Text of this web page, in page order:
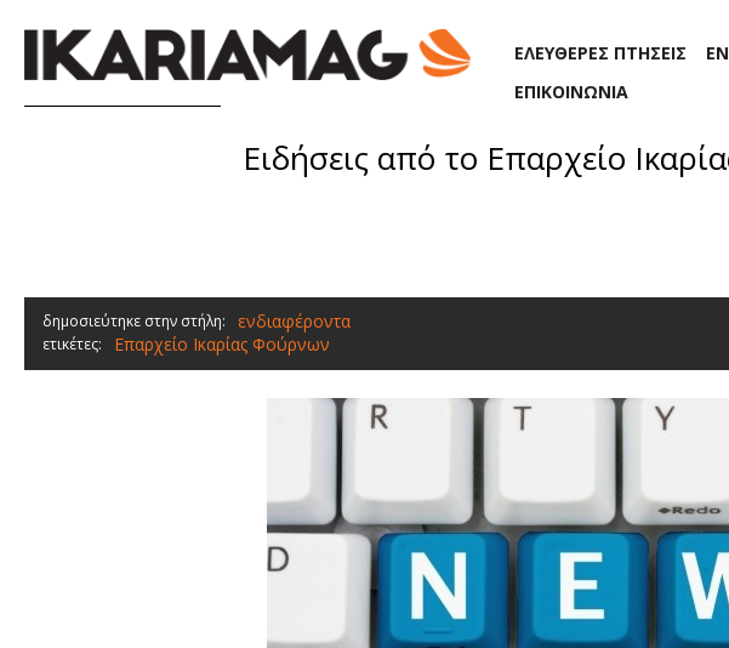
ΕΛΕΥΘΕΡΕΣ ΠΤΗΣΕΙΣ
ΕΠΙΚΟΙΝΩΝΙΑ
Ειδήσεις από το Επαρχείο
δημοσιεύτηκε στην στήλη: ενδιαφέροντα
ετικέτες: Επαρχείο Ικαρίας Φούρνων